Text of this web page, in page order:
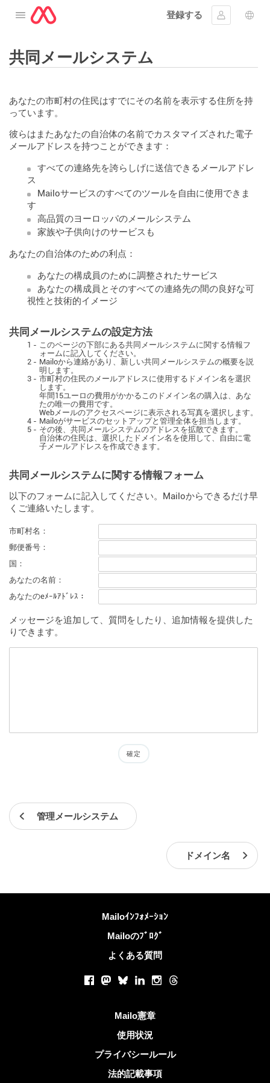
メニューを開く
登録する
ｻｲﾝｲﾝする言語
共同メールシステム
あなたの市町村の住民はすでにその名前を表示する住所を持
っています。
彼らはまたあなたの自治体の名前でカスタマイズされた電子
メールアドレスを持つことができます：
すべての連絡先を誇らしげに送信できるメールアドレ
ス
Mailoサービスのすべてのツールを自由に使用できま
す
高品質のヨーロッパのメールシステム
家族や子供向けのサービスも
あなたの自治体のための利点：
あなたの構成員のために調整されたサービス
あなたの構成員とそのすべての連絡先の間の良好な可
視性と技術的イメージ
共同メールシステムの設定方法
1 - このページの下部にある共同メールシステムに関する情報フ
ォームに記入してください。
2 - Mailoから連絡があり、新しい共同メールシステムの概要を説
明します。
3 - 市町村の住民のメールアドレスに使用するドメイン名を選択
します。
年間15ユーロの費用がかかるこのドメイン名の購入は、あな
たの唯一の費用です。
Webメールのアクセスページに表示される写真を選択します。
4 - Mailoがサービスのセットアップと管理全体を担当します。
5 - その後、共同メールシステムのアドレスを拡散できます。
自治体の住民は、選択したドメイン名を使用して、自由に電
子メールアドレスを作成できます。
共同メールシステムに関する情報フォーム
以下のフォームに記入してください。Mailoからできるだけ早
くご連絡いたします。
市町村名：
郵便番号：
国：
あなたの名前：
あなたのeﾒｰﾙｱﾄﾞﾚｽ：
メッセージを追加して、質問をしたり、追加情報を提供した
りできます。
管理メールシステム
ドメイン名
Mailoｲﾝﾌｫﾒｰｼｮﾝ
Mailoのﾌﾞﾛｸﾞ
よくある質問
Facebook
Mastodon
BlueskyLinkedInInstagram
Threads
Mailo憲章
使用状況
プライバシールール
法的記載事項